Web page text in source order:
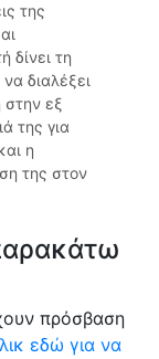
της
δίνει τη
διαλέξει
στην εξ
της για
η
της στον
πρόσβαση
εδώ για να